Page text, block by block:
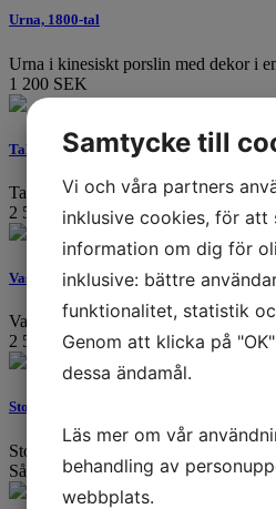
Urna, 1800-tal
Urna i kinesiskt porslin med dekor i
1 200 SEK
Tallrik, 1700-tal
Tallrik i kinesiskt porslin. Åttakantig
2 500 SEK
Vas, 1800-tal
Vas i kinesiskt porslin med dekor i
2 500 SEK
Stop, namnteckning Gustaf III
Stop i kinesiskt porslin med Gustaf III
Såld
Samtycke till
Vi och våra partners
inklusive cookies, för att
information om dig för
inklusive: bättre
funktionalitet, statistik
Genom att klicka på
dessa ändamål.
Läs mer om vår
behandling av
webbplats.